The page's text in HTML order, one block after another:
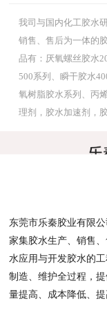
我司与国内化工胶水
销售、售后为一体的
品有：厌氧螺丝胶水
500系列、瞬干胶水
氧树脂胶水系列、丙
理剂，胶水加速剂，
东莞市乐秦胶业有限
家集胶水生产、销售
水应用与开发胶水的
制造、维护全过程，
量提高、成本降低、